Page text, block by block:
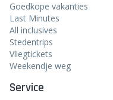
Goedkope vakanties
Last Minutes
All inclusives
Stedentrips
Vliegtickets
Weekendje weg
Service